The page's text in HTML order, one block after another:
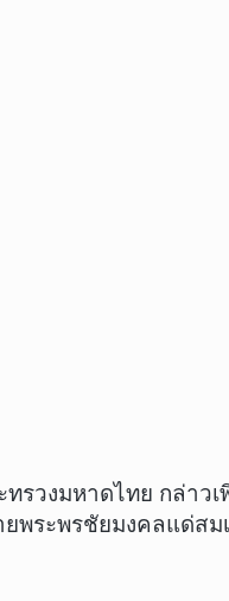
รวงมหาดไทย กล่า
พระพรชัยมงคลแด่ส